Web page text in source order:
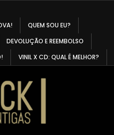
QUEM SOU EU?
DEVOLUÇÃO E REEMBOLSO
VINIL X CD: QUAL É MELHOR?